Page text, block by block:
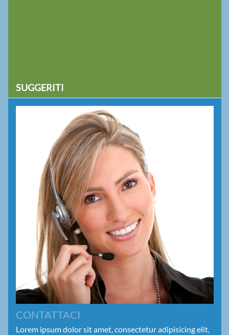
SUGGERITI
CONTATTACI
Lorem ipsum dolor sit amet, consectetur adipisicing elit,